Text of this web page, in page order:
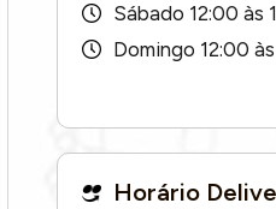
Sábado 12:00 às
Domingo 12:00
Horário